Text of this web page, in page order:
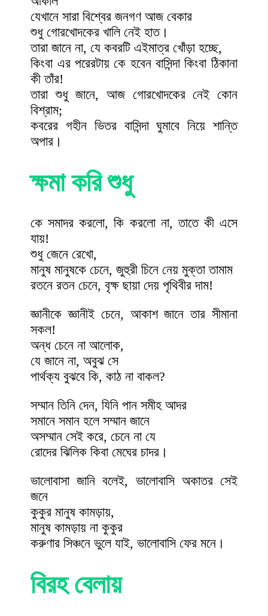
যেখানে সারা বিশ্বের জনগণ আজ বেকার
শুধু গোরখোদকের খালি নেই হাত।
তারা জানে না, যে কবরটি এইমাত্র খোঁড়া হচ্ছে,
কিংবা এর পরেরটায় কে হবেন বাসিন্দা কিংবা ঠিকানা
কী তাঁর!
তারা শুধু জানে, আজ গোরখোদকের নেই কোন
বিশ্রাম;
কবরের গহীন ভিতর বাসিন্দা ঘুমাবে নিয়ে শান্তি
অপার।
ক্ষমা করি শুধু
কে সমাদর করলো, কি করলো না, তাতে কী এসে
যায়!
শুধু জেনে রেখো,
মানুষ মানুষকে চেনে, জুহুরী চিনে নেয় মুক্তা তামাম
রতনে রতন চেনে, বৃক্ষ ছায়া দেয় পৃথিবীর দাম!
জ্ঞানীকে জ্ঞানীই চেনে, আকাশ জানে তার সীমানা
সকল!
অন্ধ চেনে না আলোক,
যে জানে না, অবুঝ সে
পার্থক্য বুঝবে কি, কাঠ না বাকল?
সম্মান তিনি দেন, যিনি পান সমীহ আদর
সমানে সমান হলে সম্মান জানে
অসম্মান সেই করে, চেনে না যে
রোদের ঝিলিক কিবা মেঘের চাদর।
ভালোবাসা জানি বলেই, ভালোবাসি অকাতর সেই
জনে
কুকুর মানুষ কামড়ায়,
মানুষ কামড়ায় না কুকুর
করুণার সিঞ্চনে ভুলে যাই, ভালোবাসি ফের মনে।
বিরহ বেলায়